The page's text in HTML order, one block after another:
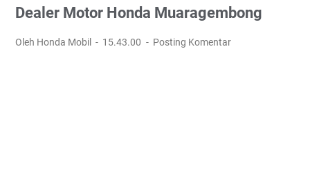
Dealer Motor Honda Muaragembong
Oleh Honda Mobil 15.43.00 Posting Komentar